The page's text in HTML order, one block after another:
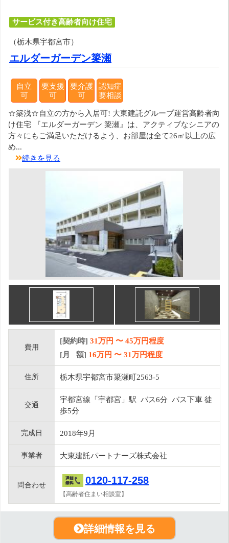
サービス付き高齢者向け住宅
（栃木県宇都宮市）
エルダーガーデン簗瀬
自立
可
要支援
可
要介護
可
認知症
要相談
☆築浅☆自立の方から入居可! 大東建託グループ運営高齢者向
け住宅 『エルダーガーデン 簗瀬』は、アクティブなシニアの
方々にもご満足いただけるよう、お部屋は全て26㎡以上の広
め...
続きを見る
費用
[契約時] 31万円 〜 45万円程度
[月 額] 16万円 〜 31万円程度
住所 栃木県宇都宮市簗瀬町2563-5
交通
宇都宮線「宇都宮」駅 バス6分 バス下車 徒
歩5分
完成日 2018年9月
事業者 大東建託パートナーズ株式会社
問合わせ 0120-117-258
【高齢者住まい相談室】
詳細情報を見る